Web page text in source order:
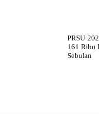
PRSU
161 Ribu
Sebulan